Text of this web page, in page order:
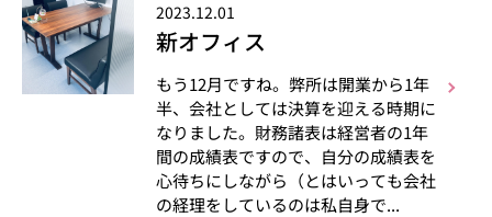
2023.12.01
新オフィス
もう12月ですね。弊所は開業から1年
半、会社としては決算を迎える時期に
なりました。財務諸表は経営者の1年
間の成績表ですので、自分の成績表を
心待ちにしながら（とはいっても会社
の経理をしているのは私自身で...